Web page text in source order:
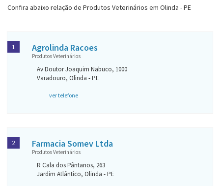
Confira abaixo relação de Produtos Veterinários em Olinda - PE
Agrolinda Racoes
Produtos Veterinários
Av Doutor Joaquim Nabuco, 1000
Varadouro, Olinda - PE
ver telefone
1
Farmacia Somev Ltda
Produtos Veterinários
R Cala dos Pântanos, 263
Jardim Atlântico, Olinda - PE
2